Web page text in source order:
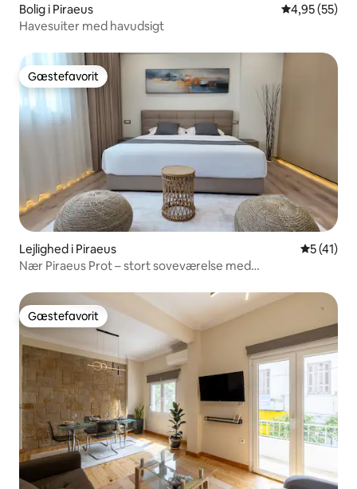
Bolig i Piraeus 4,95 ud af 5 i
4,95 (55)
Havesuiter med havudsigt
Gæstefavorit
Gæstefavorit
Lejlighed i Piraeus 5 ud af 5
5 (41)
Nær Piraeus Prot – stort soveværelse med
Gæstefavorit
Gæstefavorit